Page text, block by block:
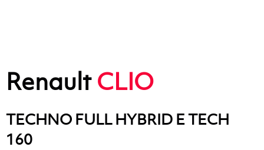
RenaultCLIO
TECHNO FULL HYBRID E TECH
160